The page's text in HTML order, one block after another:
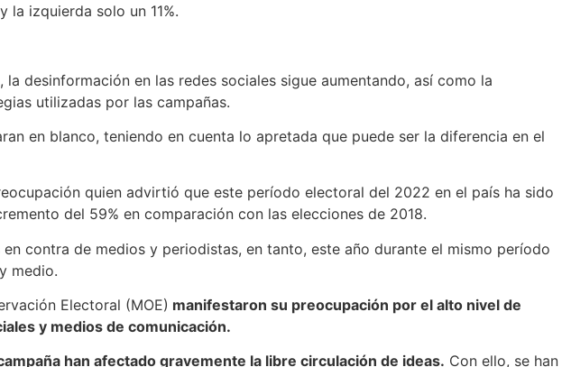
izquierda solo un 11%.
desinformación en las redes sociales sigue aumentando, así como la
utilizadas por las campañas.
en blanco, teniendo en cuenta lo apretada que puede ser la diferencia en el
quien advirtió que este período electoral del 2022 en el país ha sido
del 59% en comparación con las elecciones de 2018.
contra de medios y periodistas, en tanto, este año durante el mismo período
medio.
Electoral (MOE) manifestaron su preocupación por el alto nivel de
y medios de comunicación.
han afectado gravemente la libre circulación de ideas. Con ello, se han